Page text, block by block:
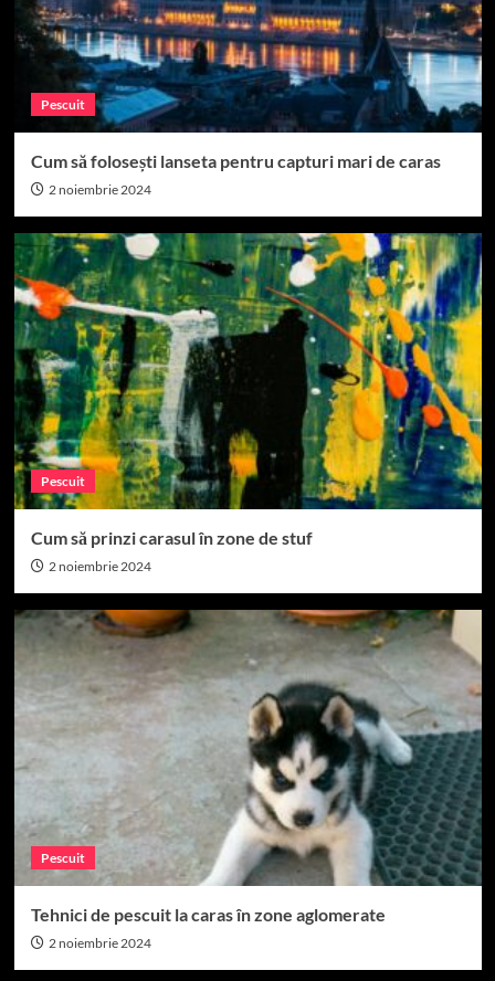
Pescuit
Cum să folosești lanseta pentru capturi mari de caras
2 noiembrie 2024
Pescuit
Cum să prinzi carasul în zone de stuf
2 noiembrie 2024
Pescuit
Tehnici de pescuit la caras în zone aglomerate
2 noiembrie 2024